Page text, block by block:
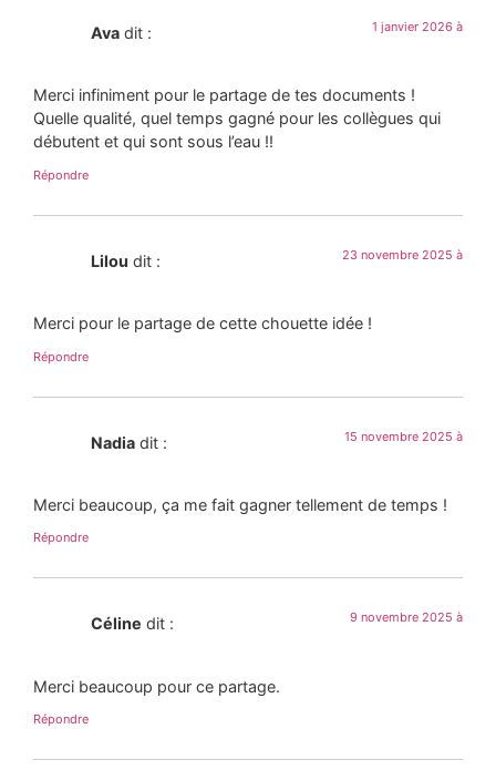
Ava dit : 1 janvier 2026 à
Merci infiniment pour le partage de tes documents !
Quelle qualité, quel temps gagné pour les collègues qui
débutent et qui sont sous l’eau !!
Répondre
Lilou dit : 23 novembre 2025 à
Merci pour le partage de cette chouette idée !
Répondre
Nadia dit : 15 novembre 2025 à
Merci beaucoup, ça me fait gagner tellement de temps !
Répondre
Céline dit : 9 novembre 2025 à
Merci beaucoup pour ce partage.
Répondre